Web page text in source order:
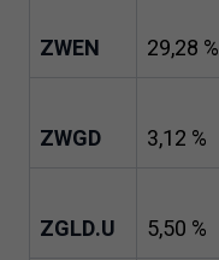
ZWEN 29,28 %
ZWGD 3,12 %
ZGLD.U 5,50 %